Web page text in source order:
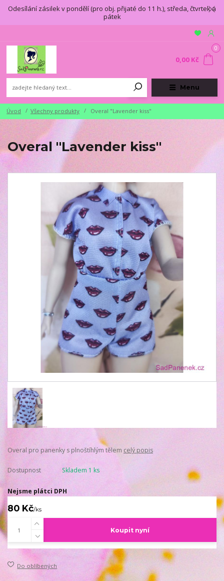
Odesílání zásilek v pondělí (pro obj. přijaté do 11 h.), středa, čtvrtek a
pátek
Menu
0
0,00 Kč
Úvod Všechny produkty Overal "Lavender kiss"
Overal "Lavender kiss"
Overal pro panenky s plnoštíhlým tělem celý popis
Dostupnost Skladem 1 ks
Nejsme plátci DPH
80 Kč/ks
Koupit nyní
Do oblíbených